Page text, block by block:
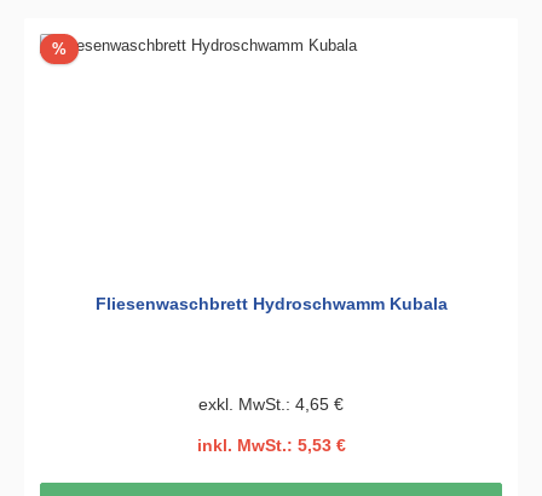
%Rabatt
Fliesenwaschbrett Hydroschwamm Kubala
exkl. MwSt.: 4,65 €
inkl. MwSt.: 5,53 €